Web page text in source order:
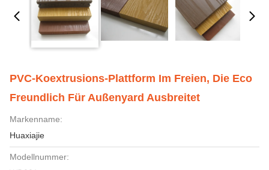
PVC-Koextrusions-Plattform Im Freien, Die Eco
Freundlich Für Außenyard Ausbreitet
Markenname:
Huaxiajie
Modellnummer: